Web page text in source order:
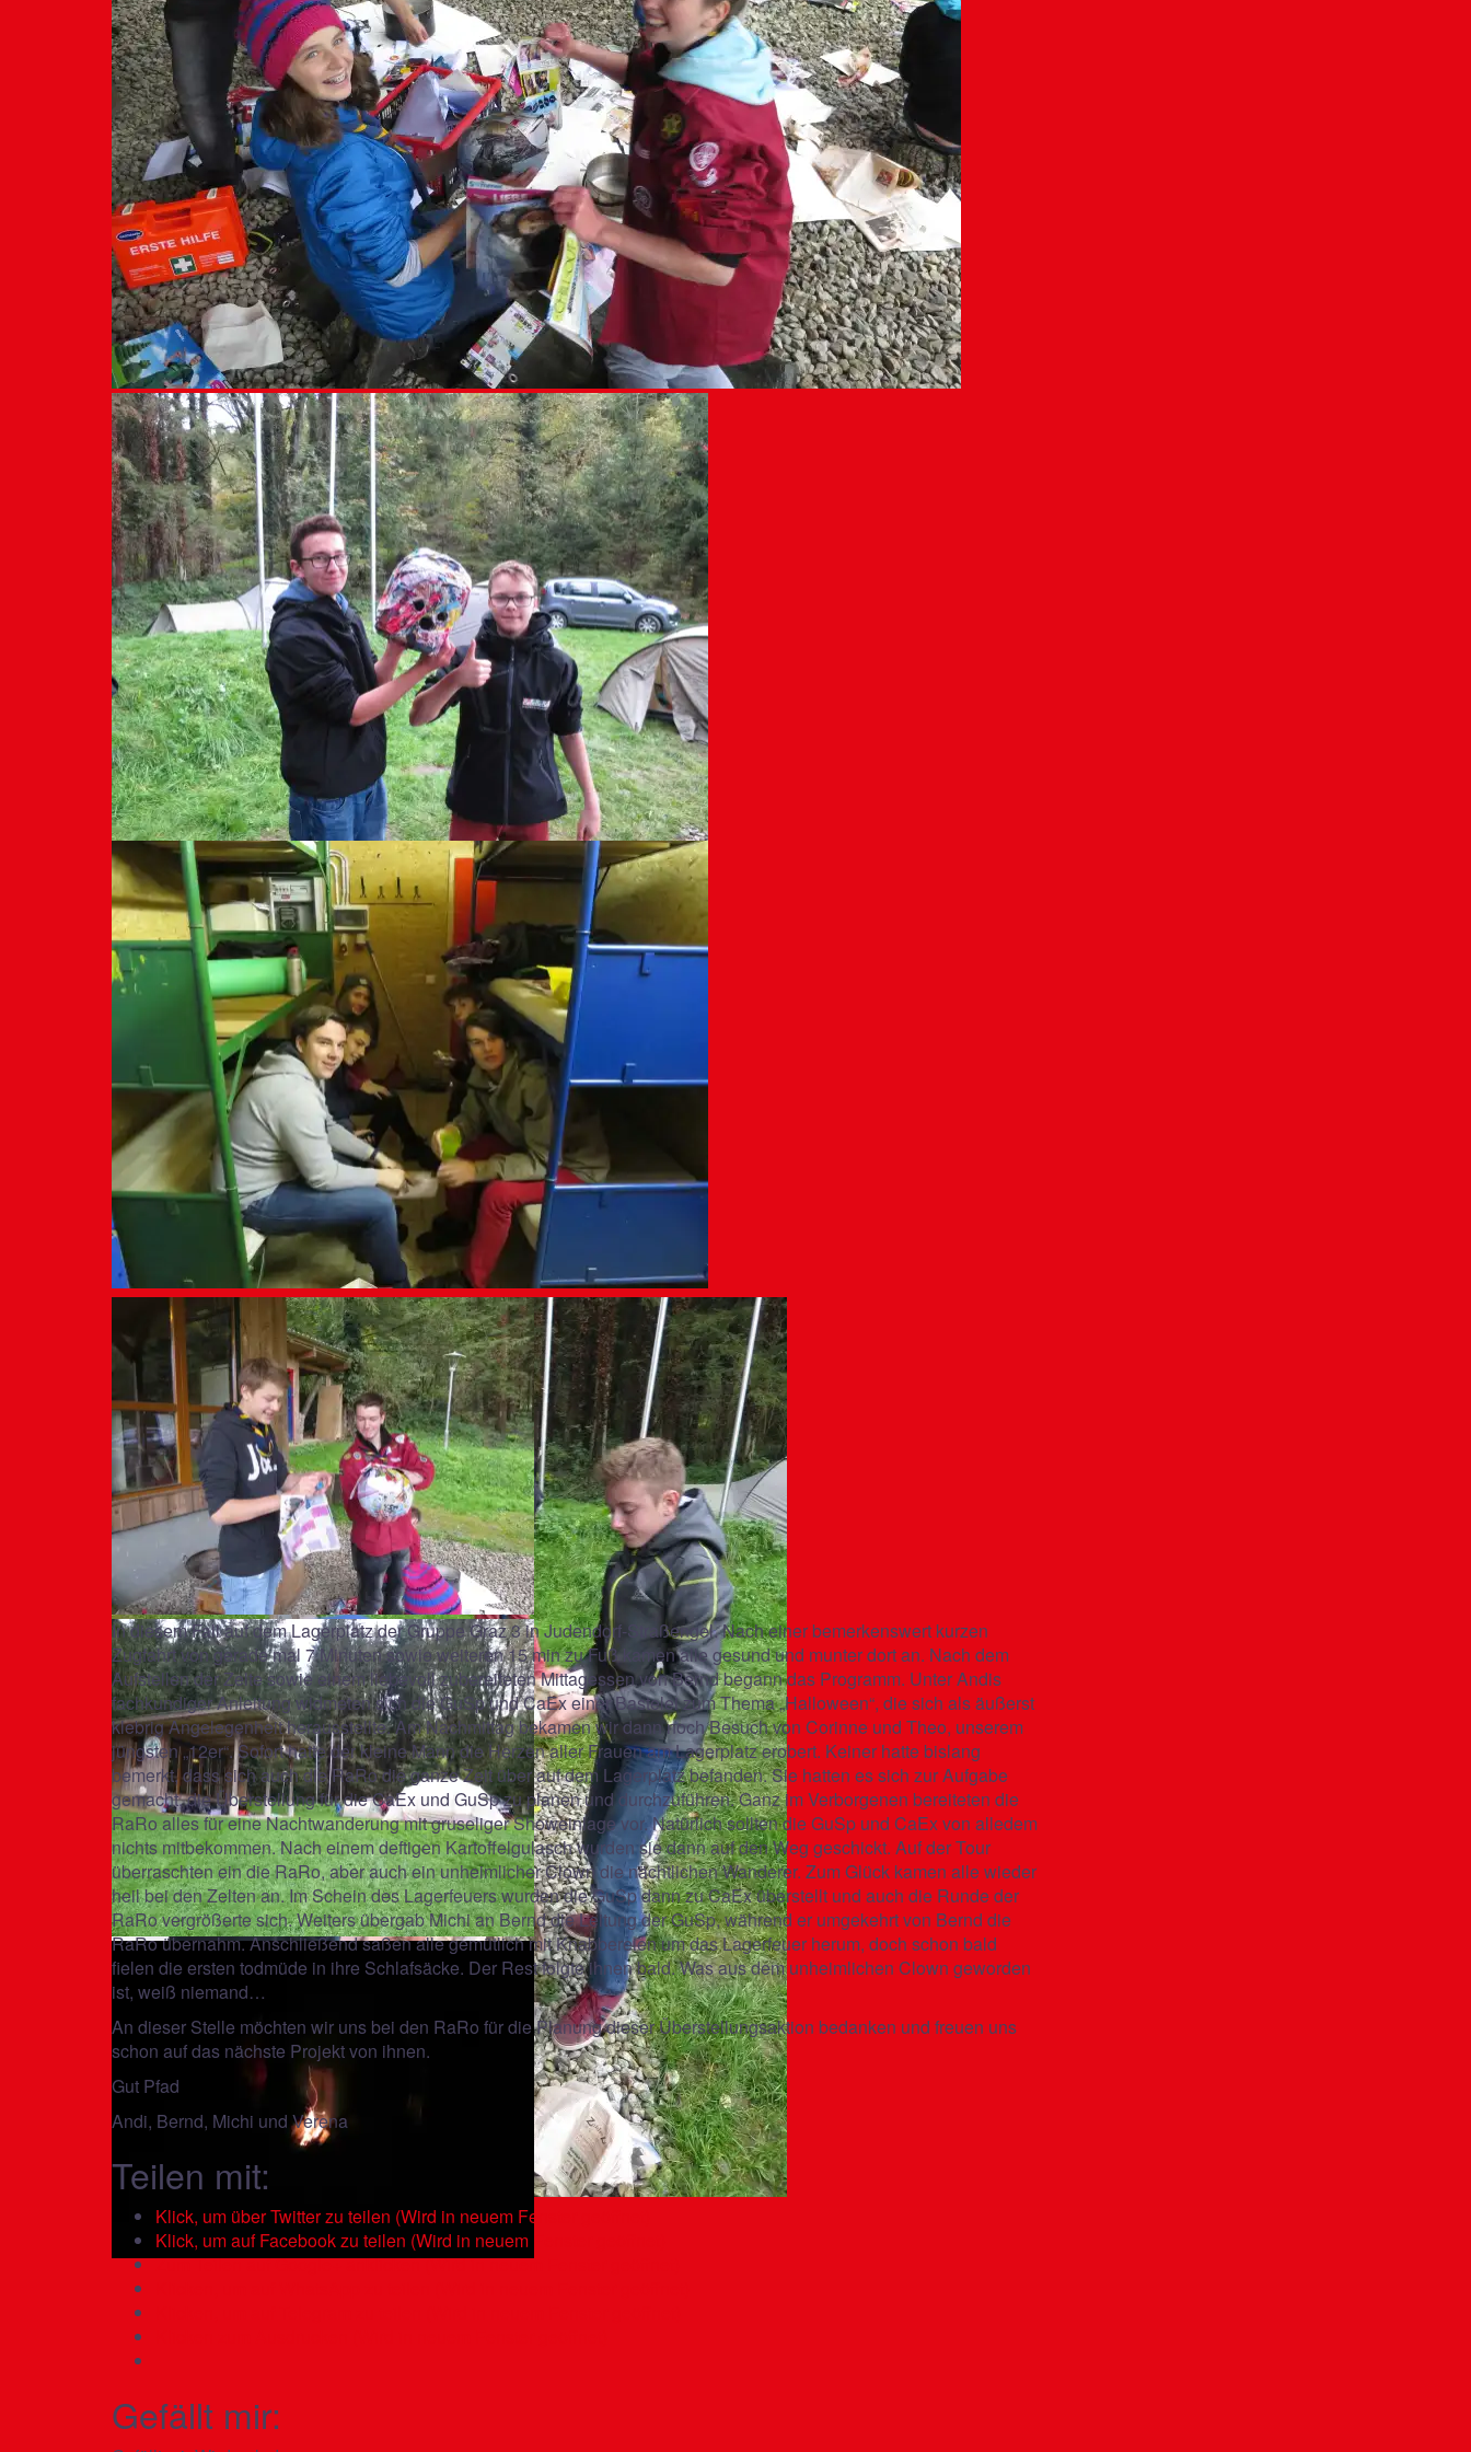
In diesem Fall auf dem Lagerplatz der Gruppe Graz 3 in Judendorf-Straßengel. Nach einer bemerkenswert kurzen
Zugfahrt von gerade mal 7 Minuten sowie weiteren 15 min zu Fuß kamen alle gesund und munter dort an. Nach dem
Aufstellen der Zelte sowie einem liebevoll zubereiteten Mittagessen von Bernd begann das Programm. Unter Andis
fachkundiger Anleitung widmeten sich die GuSp und CaEx einer Bastelei zum Thema „Halloween“, die sich als äußerst
klebrig Angelegenheit herausstellte. Am Nachmittag bekamen wir dann noch Besuch von Corinne und Theo, unserem
jüngsten „12er“. Sofort hatte der kleine Mann die Herzen aller Frauen am Lagerplatz erobert. Keiner hatte bislang
bemerkt, dass sich auch die RaRo die ganze Zeit über auf dem Lagerplatz befanden. Sie hatten es sich zur Aufgabe
gemacht, die Überstellung für die CaEx und GuSp zu planen und durchzuführen. Ganz im Verborgenen bereiteten die
RaRo alles für eine Nachtwanderung mit gruseliger Showeinlage vor. Natürlich sollten die GuSp und CaEx von alledem
nichts mitbekommen. Nach einem deftigen Kartoffelgulasch wurden sie dann auf den Weg geschickt. Auf der Tour
überraschten ein die RaRo, aber auch ein unheimlicher Clown die nächtlichen Wanderer. Zum Glück kamen alle wieder
heil bei den Zelten an. Im Schein des Lagerfeuers wurden die GuSp dann zu CaEx überstellt und auch die Runde der
RaRo vergrößerte sich. Weiters übergab Michi an Bernd die Leitung der GuSp, während er umgekehrt von Bernd die
RaRo übernahm. Anschließend saßen alle gemütlich mit Knabbereien um das Lagerfeuer herum, doch schon bald
fielen die ersten todmüde in ihre Schlafsäcke. Der Rest folgte ihnen bald. Was aus dem unheimlichen Clown geworden
ist, weiß niemand…
An dieser Stelle möchten wir uns bei den RaRo für die Planung dieser Überstellungsaktion bedanken und freuen uns
schon auf das nächste Projekt von ihnen.
Gut Pfad
Andi, Bernd, Michi und Verena
Teilen mit:
Klick, um über Twitter zu teilen (Wird in neuem Fenster geöffnet)
Klick, um auf Facebook zu teilen (Wird in neuem Fenster geöffnet)
Zum Teilen auf Google+ anklicken (Wird in neuem Fenster geöffnet)
Gefällt mir: